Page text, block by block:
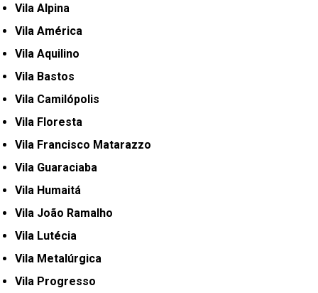
Vila Alpina
Vila América
Vila Aquilino
Vila Bastos
Vila Camilópolis
Vila Floresta
Vila Francisco Matarazzo
Vila Guaraciaba
Vila Humaitá
Vila João Ramalho
Vila Lutécia
Vila Metalúrgica
Vila Progresso